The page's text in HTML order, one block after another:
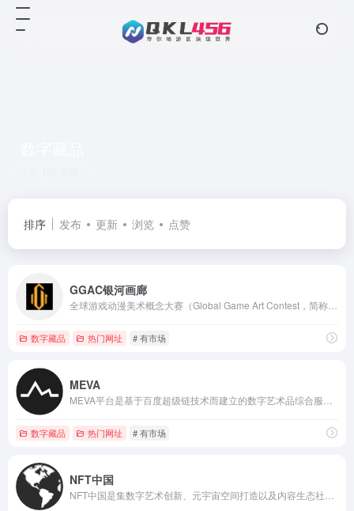
排序 发布 更新 浏览 点赞
GGAC银河画廊
数字藏品 热门网址 # 有市场
MEVA
数字藏品 热门网址 # 有市场
NFT中国